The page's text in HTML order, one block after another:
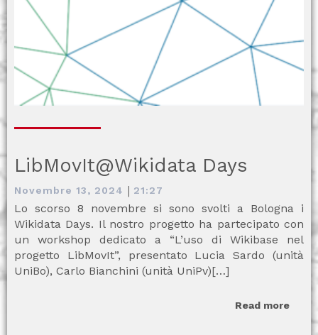
LibMovIt@Wikidata Days
Novembre 13, 2024 | 21:27
Lo scorso 8 novembre si sono svolti a Bologna i
Wikidata Days. Il nostro progetto ha partecipato con
un workshop dedicato a “L’uso di Wikibase nel
progetto LibMovIt”, presentato Lucia Sardo (unità
UniBo), Carlo Bianchini (unità UniPv)[…]
Read more